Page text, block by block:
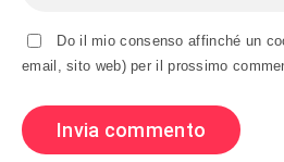
Do il mio consenso affinché un
email, sito web) per il prossimo